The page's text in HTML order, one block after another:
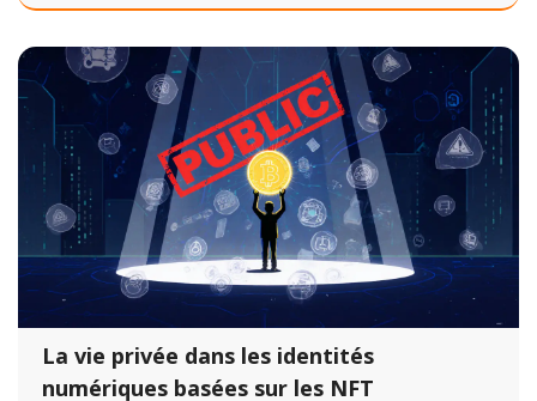
La vie privée dans les identités
numériques basées sur les NFT